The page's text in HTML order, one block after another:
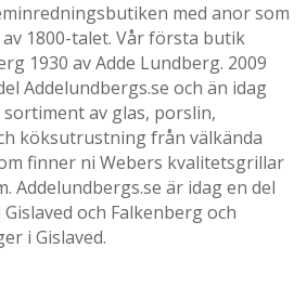
med anor som
1800-talet. Vår första butik
1930 av Adde Lundberg. 2009
Addelundbergs.se och än idag
av glas, porslin,
köksutrustning från välkända
finner ni Webers kvalitetsgrillar
Addelundbergs.se är idag en del
och Falkenberg och
i Gislaved.